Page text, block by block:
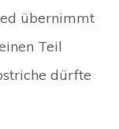
übernimmt
Teil
dürfte